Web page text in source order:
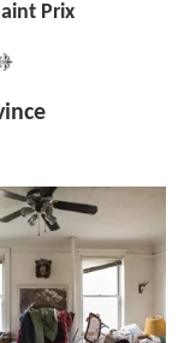
Prix